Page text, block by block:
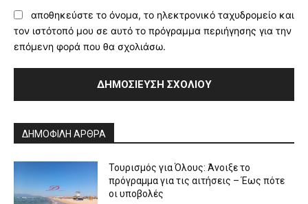
αποθηκεύστε το όνομα, το ηλεκτρονικό ταχυδρομείο και
τον ιστότοπό μου σε αυτό το πρόγραμμα περιήγησης για την
επόμενη φορά που θα σχολιάσω.
ΔΗΜΟΦΙΛΗ ΑΡΘΡΑ
Τουρισμός για Όλους: Άνοιξε το
πρόγραμμα για τις αιτήσεις – Έως πότε
οι υποβολές